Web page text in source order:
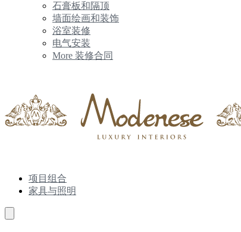
石膏板和隔顶
墙面绘画和装饰
浴室装修
电气安装
More 装修合同
项目组合
家具与照明